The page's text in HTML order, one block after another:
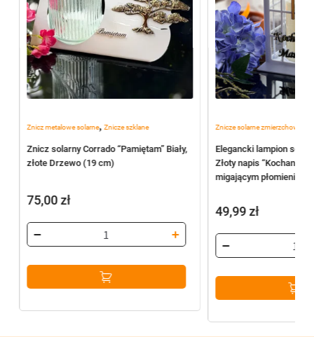
Znicz metalowe solarne, Znicze szklane
Znicz solarny Corrado “Pamiętam” Biały,
złote Drzewo (19 cm)
75,00zł
Znicze solarne zmierzchowe
Elegancki lampion
Złoty napis “Kochanej
migającym płomieniem
49,99zł